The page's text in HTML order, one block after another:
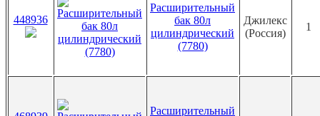
448936
Расширительный
бак 80л
цилиндрический
(7780)
Джилекс
(Россия)
1
Расширительный